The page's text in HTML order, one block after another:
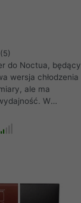
(5)
do Noctua, będący
wersja chłodzenia
ale ma
W
ciepła oraz
budowę
problemu z jego